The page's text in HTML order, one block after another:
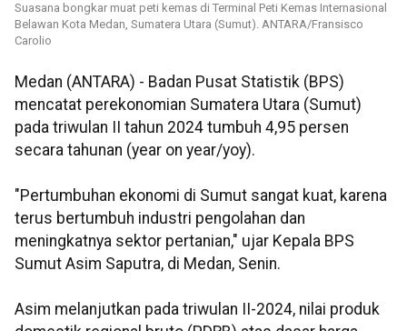
Suasana bongkar muat peti kemas di Terminal Peti Kemas Internasional
Belawan Kota Medan, Sumatera Utara (Sumut). ANTARA/Fransisco
Carolio
Medan (ANTARA) - Badan Pusat Statistik (BPS)
mencatat perekonomian Sumatera Utara (Sumut)
pada triwulan II tahun 2024 tumbuh 4,95 persen
secara tahunan (year on year/yoy).
"Pertumbuhan ekonomi di Sumut sangat kuat, karena
terus bertumbuh industri pengolahan dan
meningkatnya sektor pertanian," ujar Kepala BPS
Sumut Asim Saputra, di Medan, Senin.
Asim melanjutkan pada triwulan II-2024, nilai produk